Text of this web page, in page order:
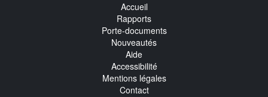
Accueil
Rapports
Porte-documents
Nouveautés
Aide
Accessibilité
Mentions légales
Contact